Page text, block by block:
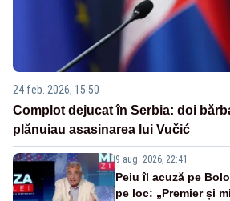
24 feb. 2026, 15:50
Complot dejucat în Serbia: doi
plănuiau asasinarea lui Vučić
9 aug. 2026, 22:41
Peiu îl acuză pe
pe loc: „Premier și